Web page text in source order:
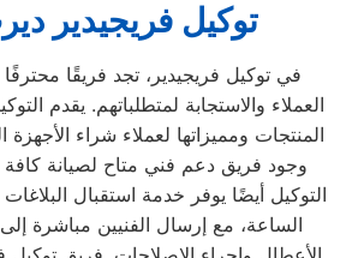
توكيل فريجيدير
في توكيل فريجيدير، تجد فريقًا
العملاء والاستجابة لمتطلباتهم. يقدم
المنتجات ومميزاتها لعملاء شراء الأجهزة
وجود فريق دعم فني متاح لصيانة كافة
التوكيل أيضًا يوفر خدمة استقبال
الساعة، مع إرسال الفنيين مباشرة